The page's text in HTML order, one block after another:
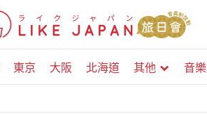
東京 大阪 北海道 其他 音樂